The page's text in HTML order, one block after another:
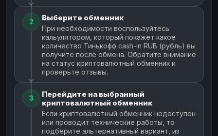
2 Выберите обменник
При необходимости воспользуйтесь
кальулятором, который покажет какое
количество Тинькофф cash-in RUB (рубль) вы
получите после обмена. Обратите внимание
на статус криптовалютный обменник и
проверьте отзывы.
3
Перейдите на выбранный
криптовалютный обменник
Если криптовалютный обменник недоступен
или проводит технические работы, то
подберите альтернативный вариант, из